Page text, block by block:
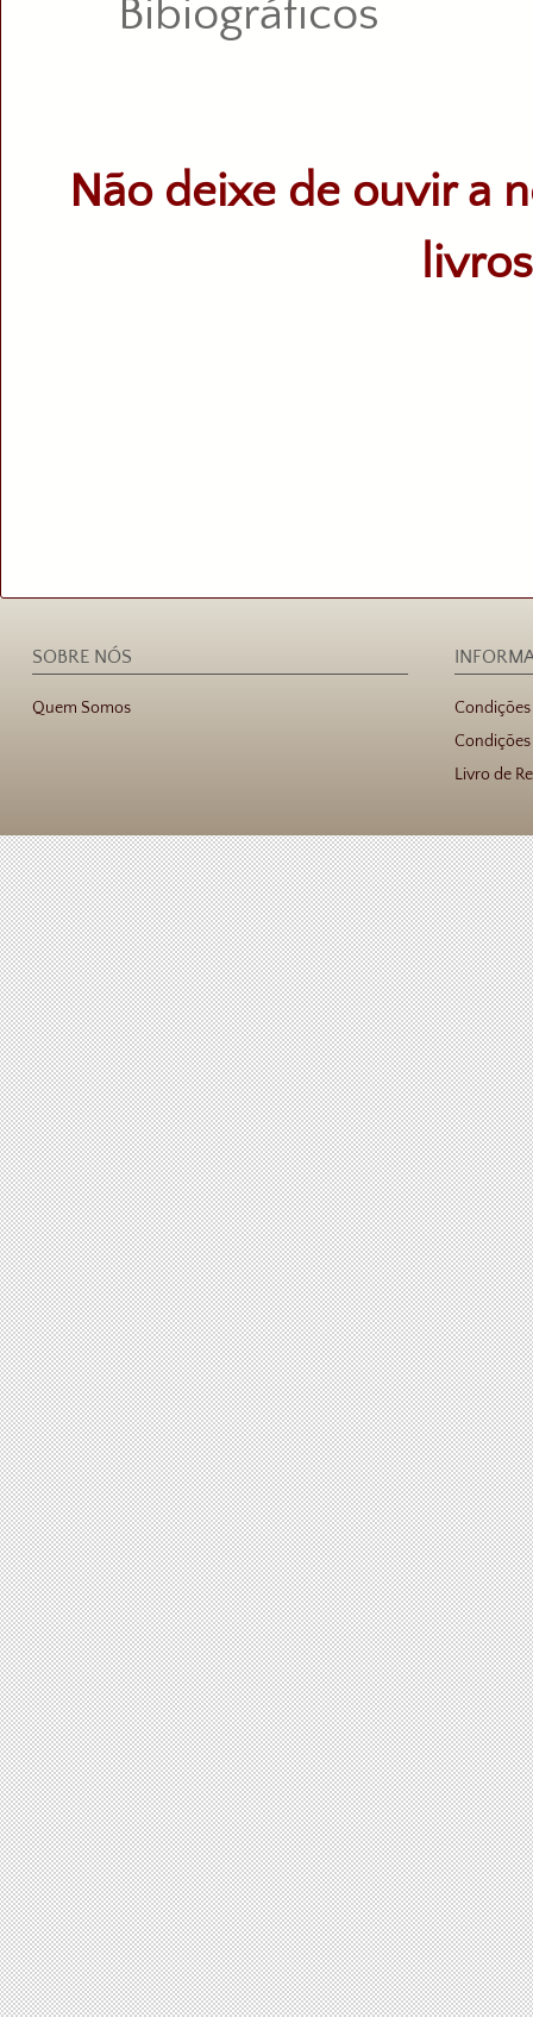
Bibiográficos
Não deixe de ouvir a
SOBRE NÓS
Quem Somos
Condições
Livro de